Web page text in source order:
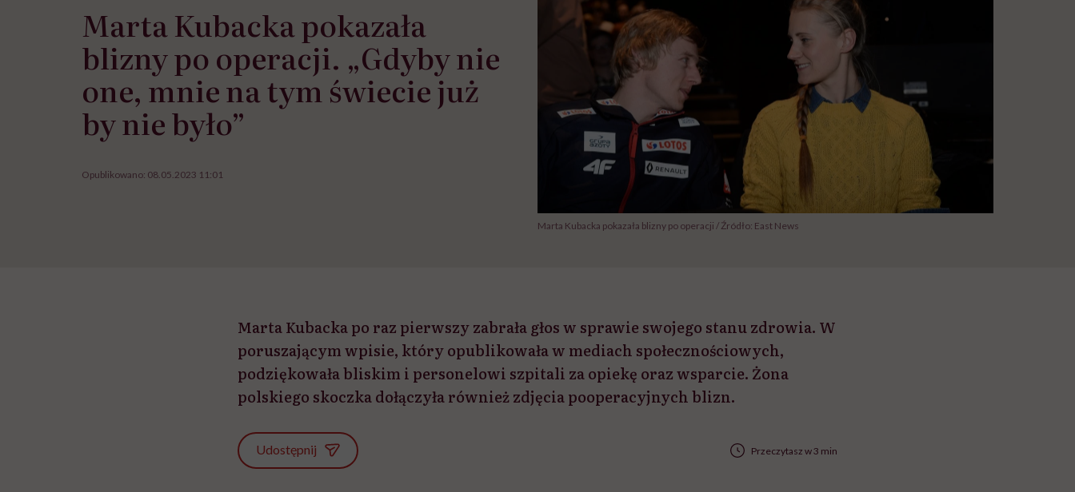
Marta Kubacka pokazała
blizny po operacji. „Gdyby nie
one, mnie na tym świecie już
by nie było”
Opublikowano: 08.05.2023 11:01
Marta Kubacka pokazała blizny po operacji / Źródło: East News
Marta Kubacka po raz pierwszy zabrała głos w sprawie swojego stanu zdrowia. W
poruszającym wpisie, który opublikowała w mediach społecznościowych,
podziękowała bliskim i personelowi szpitali za opiekę oraz wsparcie. Żona
polskiego skoczka dołączyła również zdjęcia pooperacyjnych blizn.
Udostępnij Przeczytasz w 3 min